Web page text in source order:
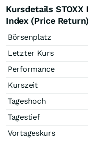
Kursdetails STOXX
Index (Price Return)
Börsenplatz
Letzter Kurs
Performance
Kurszeit
Tageshoch
Tagestief
Vortageskurs